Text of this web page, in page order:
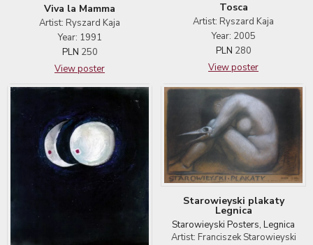
Viva la Mamma
Artist: Ryszard Kaja
Year: 1991
PLN 250
View poster
Tosca
Artist: Ryszard Kaja
Year: 2005
PLN 280
View poster
Starowieyski plakaty
Legnica
Starowieyski Posters, Legnica
Artist: Franciszek Starowieyski